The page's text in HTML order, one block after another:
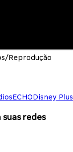
Reprodução
ECHODisney Plus
redes